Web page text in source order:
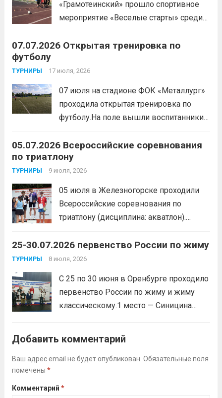
«Грамотеинский» прошло спортивное
мероприятие «Веселые старты» среди
шайбой».Несмотря на
мероприятия, главной целью
организаторы ставили сплочение
коллектива и пропаганду здорового
образа жизни. По итогам прохождения
всех этапов участники
07.07.2026 Открытая тренировка по
футболу
ТУРНИРЫ 17 июля, 2026
07 июля на стадионе ФОК «Металлург»
проходила открытая тренировка по
футболу.На поле вышли воспитанники
Участники отработали технику владения
мячом и сыграли несколько коротких
товарищеских матчей.
05.07.2026 Всероссийские соревнования
по триатлону
ТУРНИРЫ 9 июля, 2026
05 июля в Железногорске проходили
Всероссийские соревнования по
триатлону (дисциплина: акватлон).
Макарова, Серов Станислав, занял 1
место. Подготовила спортсмена тренер-
Викторовна.Читать дальше
25-30.07.2026 первенство России по жиму
ТУРНИРЫ 8 июля, 2026
С 25 по 30 июня в Оренбурге проходило
первенство России по жиму и жиму
классическому.1 место — Синицина
(тренер Задорина Я.С.)
Добавить комментарий
Ваш адрес email не будет опубликован. Обязательные поля
помечены *
Комментарий *